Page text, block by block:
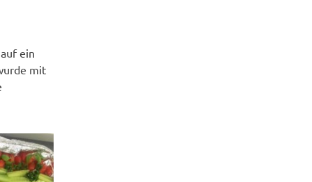
ein
mit